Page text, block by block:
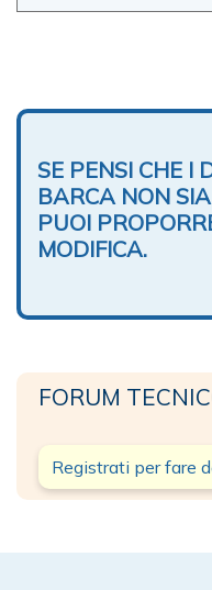
SE PENSI CHE I
BARCA NON
PUOI
MODIFICA.
FORUM
Registrati per fare